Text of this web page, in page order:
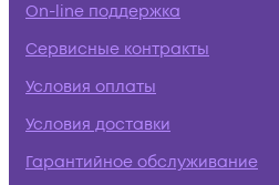
On-line поддержка
Сервисные контракты
Условия оплаты
Условия доставки
Гарантийное обслуживание